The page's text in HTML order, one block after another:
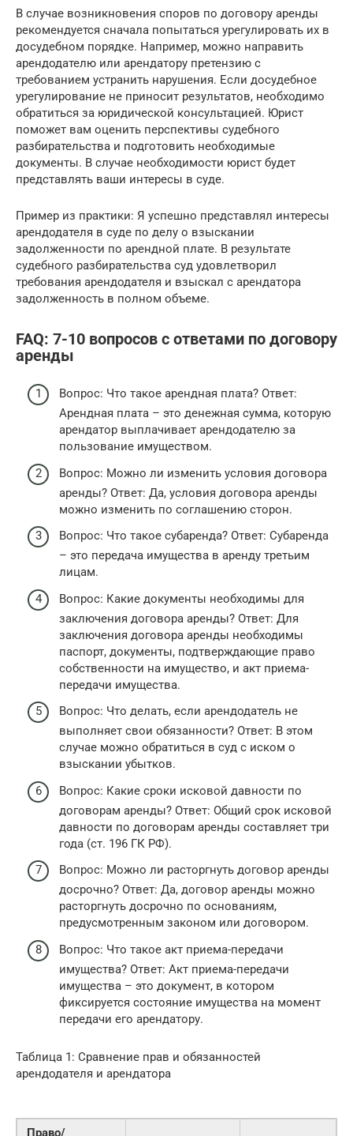
В случае возникновения споров по договору аренды
рекомендуется сначала попытаться урегулировать их в
досудебном порядке. Например, можно направить
арендодателю или арендатору претензию с
требованием устранить нарушения. Если досудебное
урегулирование не приносит результатов, необходимо
обратиться за юридической консультацией. Юрист
поможет вам оценить перспективы судебного
разбирательства и подготовить необходимые
документы. В случае необходимости юрист будет
представлять ваши интересы в суде.
Пример из практики: Я успешно представлял интересы
арендодателя в суде по делу о взыскании
задолженности по арендной плате. В результате
судебного разбирательства суд удовлетворил
требования арендодателя и взыскал с арендатора
задолженность в полном объеме.
FAQ: 7-10 вопросов с ответами по договору
аренды
Вопрос: Что такое арендная плата? Ответ:
Арендная плата – это денежная сумма, которую
арендатор выплачивает арендодателю за
пользование имуществом.
Вопрос: Можно ли изменить условия договора
аренды? Ответ: Да, условия договора аренды
можно изменить по соглашению сторон.
Вопрос: Что такое субаренда? Ответ: Субаренда
– это передача имущества в аренду третьим
лицам.
Вопрос: Какие документы необходимы для
заключения договора аренды? Ответ: Для
заключения договора аренды необходимы
паспорт, документы, подтверждающие право
собственности на имущество, и акт приема-
передачи имущества.
Вопрос: Что делать, если арендодатель не
выполняет свои обязанности? Ответ: В этом
случае можно обратиться в суд с иском о
взыскании убытков.
Вопрос: Какие сроки исковой давности по
договорам аренды? Ответ: Общий срок исковой
давности по договорам аренды составляет три
года (ст. 196 ГК РФ).
Вопрос: Можно ли расторгнуть договор аренды
досрочно? Ответ: Да, договор аренды можно
расторгнуть досрочно по основаниям,
предусмотренным законом или договором.
Вопрос: Что такое акт приема-передачи
имущества? Ответ: Акт приема-передачи
имущества – это документ, в котором
фиксируется состояние имущества на момент
передачи его арендатору.
Таблица 1: Сравнение прав и обязанностей
арендодателя и арендатора
Право/